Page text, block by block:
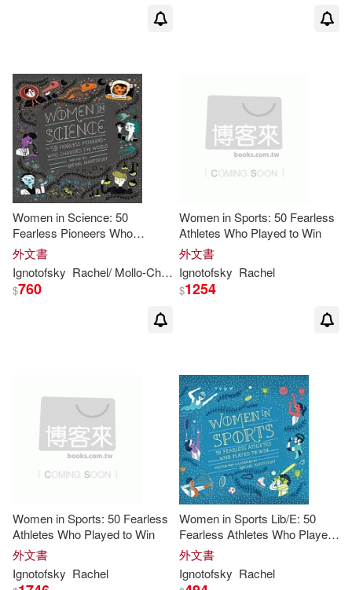
Women in Science: 50
Fearless Pioneers Who
Changed the World
外文書
Ignotofsky Rachel/ Mollo-Christensen Sarah (NRT)
$760
Women in Sports: 50 Fearless
Athletes Who Played to Win
外文書
Ignotofsky Rachel
$1254
Women in Sports: 50 Fearless
Athletes Who Played to Win
外文書
Ignotofsky Rachel
Women in Sports Lib/E: 50
Fearless Athletes Who Played
to Win
外文書
Ignotofsky Rachel